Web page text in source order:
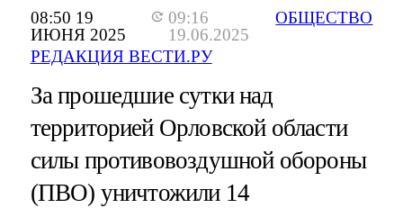
08:50 19
ИЮНЯ 2025
09:16
19.06.2025
РЕДАКЦИЯ ВЕСТИ.РУ
ОБЩЕСТВО
За прошедшие сутки над
территорией Орловской области
силы противовоздушной обороны
(ПВО) уничтожили 14